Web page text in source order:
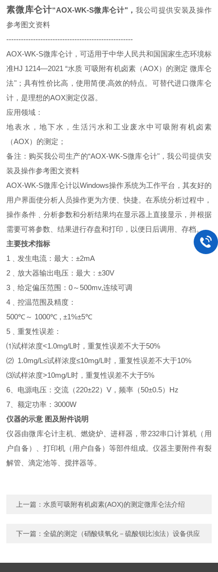
素微库仑计“AOX-WK-S微库仑计"， 我公司提供安装及操作
参考图文资料
----------------------------------------------------
AOX-WK-S微库仑计 ，可适用于中华人民共和国国家生态环境标
准HJ 1214—2021 “水质 可吸附有机卤素（AOX）的测定 微库仑
法"；具有性价比高，使用简便.高效的特点。可替代进口微库仑
计，是理想的AOX测定仪器。
应用领域：
地表水，地下水，生活污水和工业废水中可吸附有机卤素
（AOX）的测定；
备注：购买我公司生产的“AOX-WK-S微库仑计"，我公司提供安
装及操作参考图文资料
AOX-WK-S微库仑计以Windows操作系统为工作平台，其友好的
用户界面使分析人员操作更为方便、快捷。在系统分析过程中，
操作条件﹑分析参数和分析结果均在显示器上直接显示，并根据
需要可将参数、结果进行存盘和打印，以便日后调用、存档。
主要技术指标
1﹑发生电流：最大：±2mA
2﹑放大器输出电压：最大：±30V
3﹑给定偏压范围：0～500mv,连续可调
4﹑控温范围及精度：
500℃～ 1000℃ , ±1%±5℃
5﹑重复性误差：
⑴试样浓度<1.0mg/L时，重复性误差不大于50%
⑵ 1.0mg/L≤试样浓度≤10mg/L时，重复性误差不大于10%
⑶试样浓度>10mg/L时，重复性误差不大于5%
6、电源电压：交流（220±22）V，频率（50±0.5）Hz
7、额定功率：3000W
仪器的示意 图及附件说明
仪器由微库仑计主机、燃烧炉、进样器，带232串口计算机（用
户自备）、打印机（用户自备）等部件组成。仪器主要附件有裂
解管、滴定池等、搅拌器等。
上一篇： 水质可吸附有机卤素(AOX)的测定微库仑法介绍
下一篇：全硫的测定（硝酸镁氧化－硫酸钡比浊法）设备供应